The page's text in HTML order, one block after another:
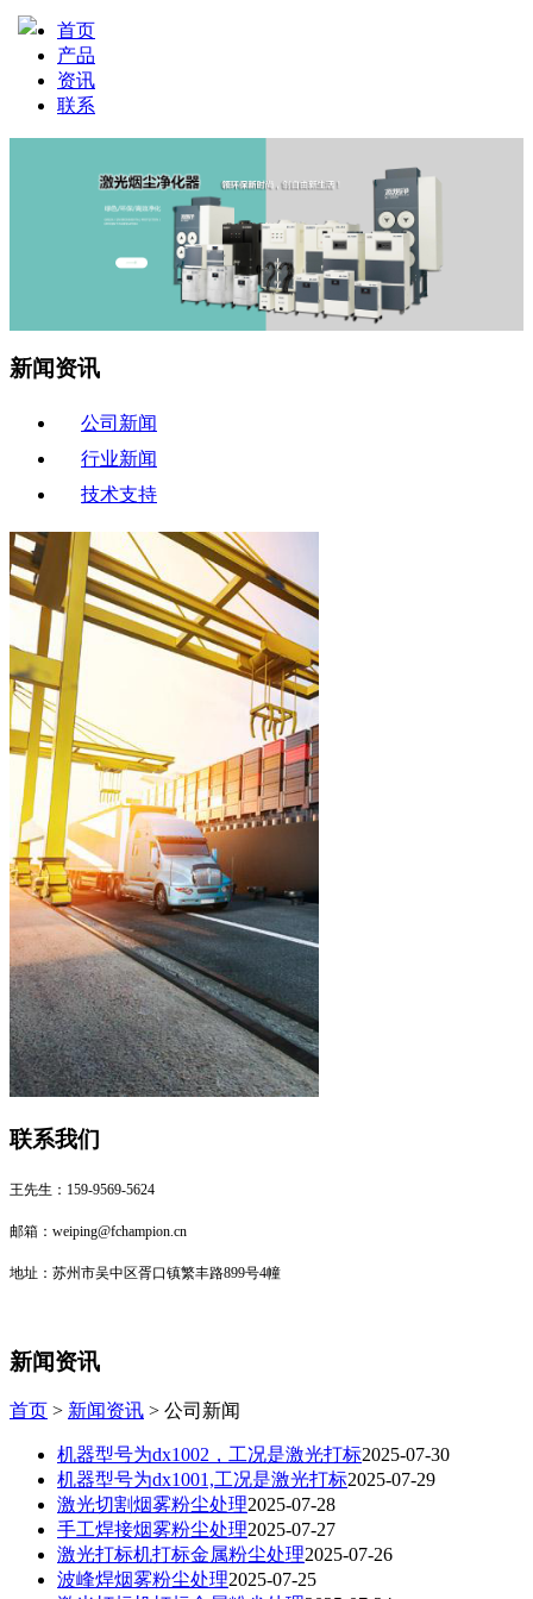
首页
产品
资讯
联系
新闻资讯
公司新闻
行业新闻
技术支持
联系我们
王先生：159-9569-5624
邮箱：weiping@fchampion.cn
地址：苏州市吴中区胥口镇繁丰路899号4幢
新闻资讯
首页 > 新闻资讯 > 公司新闻
机器型号为dx1002，工况是激光打标2025-07-30
机器型号为dx1001,工况是激光打标2025-07-29
激光切割烟雾粉尘处理2025-07-28
手工焊接烟雾粉尘处理2025-07-27
激光打标机打标金属粉尘处理2025-07-26
波峰焊烟雾粉尘处理2025-07-25